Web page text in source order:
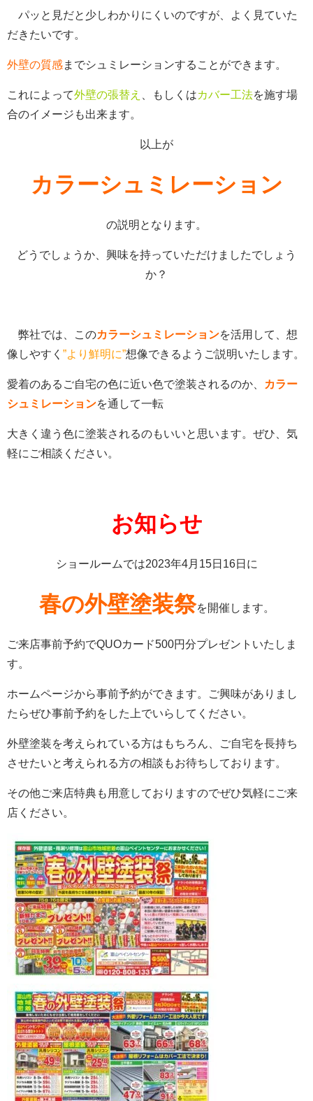
パッと見だと少しわかりにくいのですが、よく見ていた
だきたいです。
外壁の質感までシュミレーションすることができます。
これによって外壁の張替え 、もしくはカバー工法を施す場
合のイメージも出来ます。
以上が
カラーシュミレーション
の説明となります。
どうでしょうか、興味を持っていただけましたでしょう
か？
弊社では、このカラーシュミレーションを活用して、想
像しやすく ”より鮮明に”想像できるようご説明いたします。
愛着のあるご自宅の色に近い色で塗装されるのか、 カラー
シュミレーションを通して一転
大きく違う色に塗装されるのもいいと思います。ぜひ、気
軽にご相談ください。
お知らせ
ショールームでは2023年4月15日16日に
春の外壁塗装祭を開催します。
ご来店事前予約でQUOカード500円分プレゼントいたしま
す。
ホームページから事前予約ができます。ご興味がありまし
たらぜひ事前予約をした上でいらしてください。
外壁塗装を考えられている方はもちろん、ご自宅を長持ち
させたいと考えられる方の相談もお待ちしております。
その他ご来店特典も用意しておりますのでぜひ気軽にご来
店ください。